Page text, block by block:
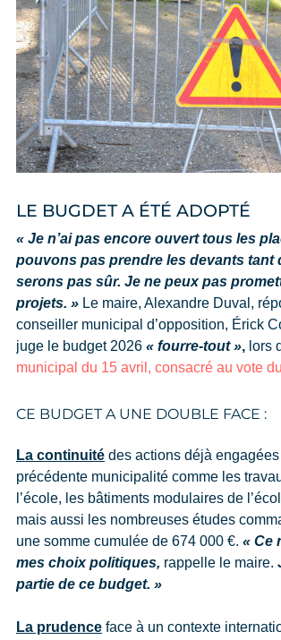
LE BUGDET A ÉTÉ ADOPTÉ
« Je n’ai pas encore ouvert tous les
pouvons pas prendre les devants tant
serons pas sûr. Je ne peux pas
projets. »Le maire, Alexandre Duval,
conseiller municipal d’opposition, Érick
juge le budget 2026 « fourre-tout », lors
municipal du 15 avril, consacré au vote
CE BUDGET A UNE DOUBLE FACE :
La continuité des actions déjà
précédente municipalité comme les
l’école, les bâtiments modulaires de
mais aussi les nombreuses études
une somme cumulée de 674 000 €. « Ce
mes choix politiques, rappelle le maire.
partie de ce budget. »
La prudenceface à un contexte